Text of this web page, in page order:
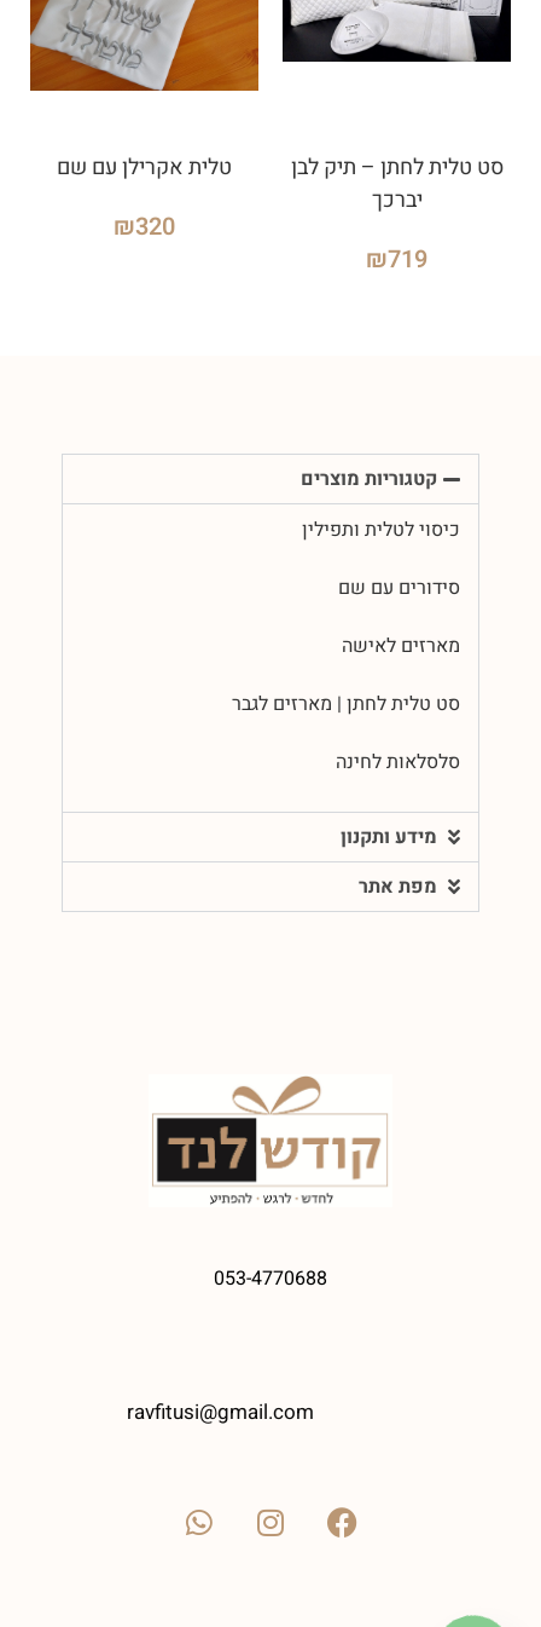
סט טלית לחתן – תיק לבן
יברכך
₪719
טלית אקרילן עם שם
₪320
קטגוריות מוצרים
כיסוי לטלית ותפילין
סידורים עם שם
מארזים לאישה
סט טלית לחתן | מארזים לגבר
סלסלאות לחינה
מידע ותקנון
מפת אתר
053-4770688